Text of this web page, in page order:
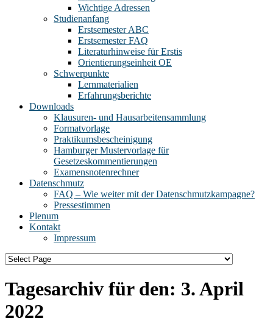
Wichtige Adressen
Studienanfang
Erstsemester ABC
Erstsemester FAQ
Literaturhinweise für Erstis
Orientierungseinheit OE
Schwerpunkte
Lernmaterialien
Erfahrungsberichte
Downloads
Klausuren- und Hausarbeitensammlung
Formatvorlage
Praktikumsbescheinigung
Hamburger Mustervorlage für
Gesetzeskommentierungen
Examensnotenrechner
Datenschmutz
FAQ – Wie weiter mit der Datenschmutzkampagne?
Pressestimmen
Plenum
Kontakt
Impressum
Tagesarchiv für den: 3. April
2022